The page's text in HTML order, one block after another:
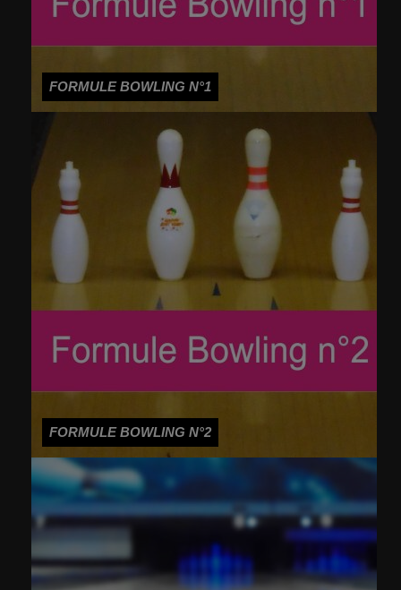
FORMULE BOWLING N°1
FORMULE BOWLING N°2